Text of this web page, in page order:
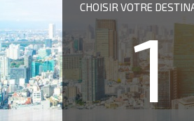
CHOISIR VOTRE
1